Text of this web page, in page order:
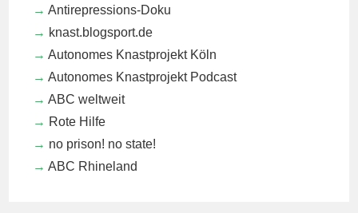
Antirepressions-Doku
knast.blogsport.de
Autonomes Knastprojekt Köln
Autonomes Knastprojekt Podcast
ABC weltweit
Rote Hilfe
no prison! no state!
ABC Rhineland